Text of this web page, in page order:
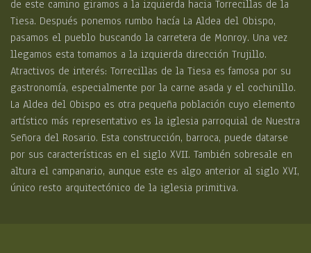
de este camino giramos a la izquierda hacia Torrecillas de la
Tiesa. Después ponemos rumbo hacía La Aldea del Obispo,
pasamos el pueblo buscando la carretera de Monroy. Una vez
llegamos esta tomamos a la izquierda dirección Trujillo.
Atractivos de interés: Torrecillas de la Tiesa es famosa por su
gastronomía, especialmente por la carne asada y el cochinillo.
La Aldea del Obispo es otra pequeña población cuyo elemento
artístico más representativo es la iglesia parroquial de Nuestra
Señora del Rosario. Esta construcción, barroca, puede datarse
por sus características en el siglo XVII. También sobresale en
altura el campanario, aunque este es algo anterior al siglo XVI,
único resto arquitectónico de la iglesia primitiva.